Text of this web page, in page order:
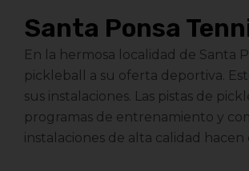
Santa Ponsa
En la hermosa localidad de Santa
pickleball a su oferta deportiva.
sus instalaciones. Las pistas de
programas de entrenamiento y
instalaciones de alta calidad